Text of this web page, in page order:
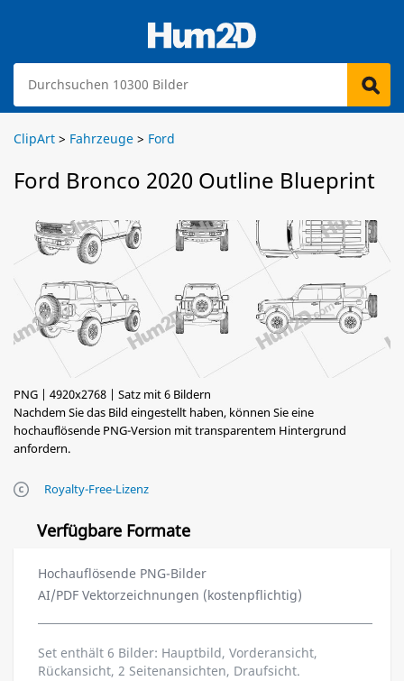
ClipArt > Fahrzeuge > Ford
Ford Bronco 2020 Outline Blueprint
PNG | 4920x2768 | Satz mit 6 Bildern
Nachdem Sie das Bild eingestellt haben, können Sie eine
hochauflösende PNG-Version mit transparentem Hintergrund
anfordern.
Royalty-Free-Lizenz
Verfügbare Formate
Hochauflösende PNG-Bilder
AI/PDF Vektorzeichnungen (kostenpflichtig)
Set enthält 6 Bilder: Hauptbild, Vorderansicht,
Rückansicht, 2 Seitenansichten, Draufsicht.